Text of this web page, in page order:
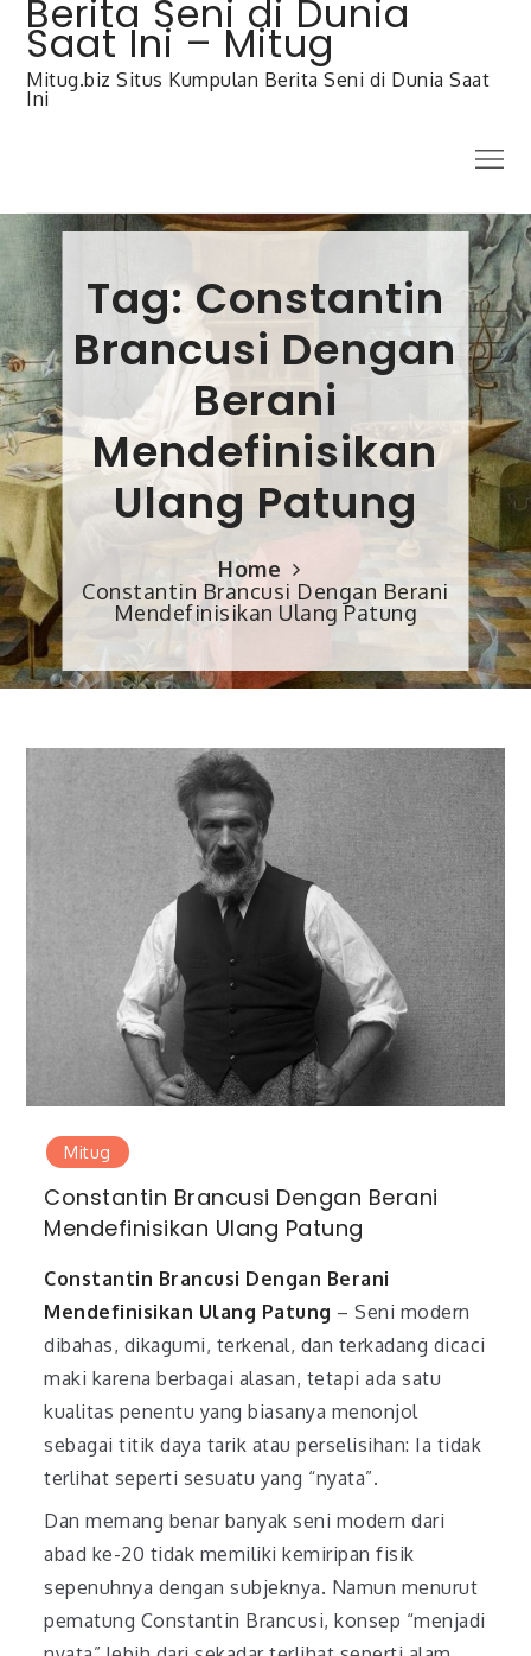
Skip
content
Berita Seni di Dunia
Saat Ini – Mitug
Mitug.biz Situs Kumpulan Berita Seni di Dunia Saat
Ini
Menu
Tag:Constantin
Brancusi Dengan
Berani
Mendefinisikan
Ulang Patung
Home
Constantin Brancusi Dengan Berani
Mendefinisikan Ulang Patung
Mitug
Constantin Brancusi Dengan Berani
Mendefinisikan Ulang Patung
Constantin Brancusi Dengan Berani
Mendefinisikan Ulang Patung – Seni modern
dibahas, dikagumi, terkenal, dan terkadang dicaci
maki karena berbagai alasan, tetapi ada satu
kualitas penentu yang biasanya menonjol
sebagai titik daya tarik atau perselisihan: Ia tidak
terlihat seperti sesuatu yang “nyata”.
Dan memang benar banyak seni modern dari
abad ke-20 tidak memiliki kemiripan fisik
sepenuhnya dengan subjeknya. Namun menurut
pematung Constantin Brancusi, konsep “menjadi